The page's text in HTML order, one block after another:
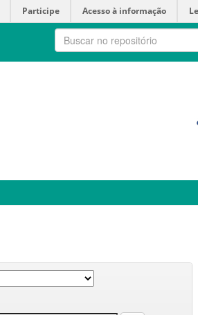
Participe Acesso à informação